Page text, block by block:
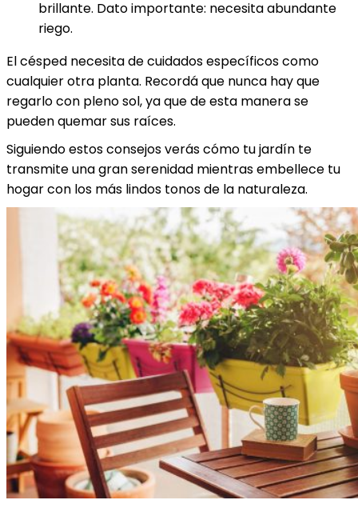
brillante. Dato importante: necesita abundante
riego.
El césped necesita de cuidados específicos como
cualquier otra planta. Recordá que nunca hay que
regarlo con pleno sol, ya que de esta manera se
pueden quemar sus raíces.
Siguiendo estos consejos verás cómo tu jardín te
transmite una gran serenidad mientras embellece tu
hogar con los más lindos tonos de la naturaleza.